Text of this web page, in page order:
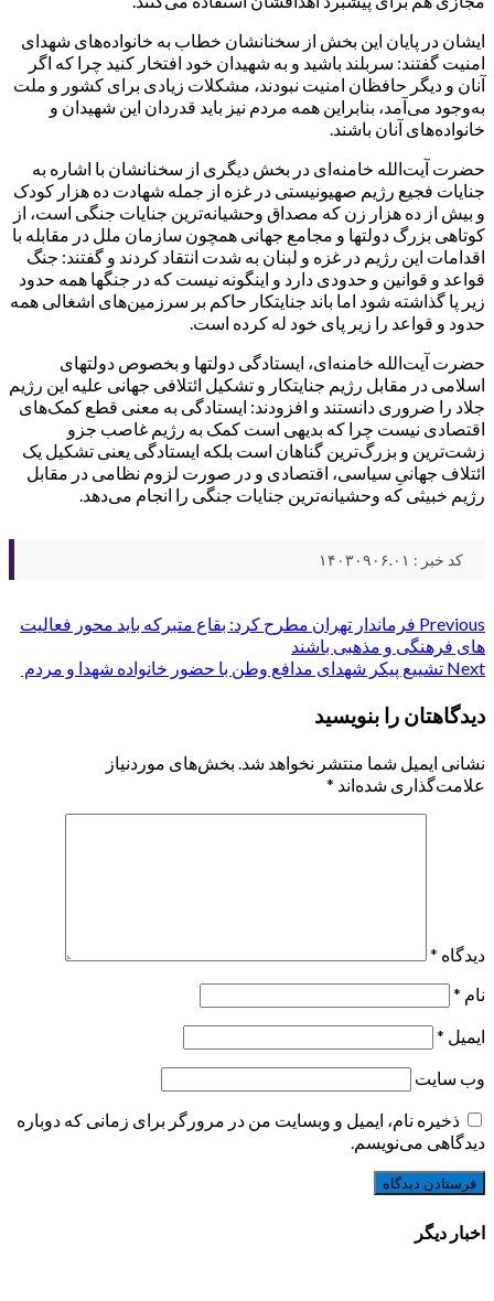
ایشان در پایان این بخش از سخنانشان خطاب به خانواده‌های شهدای
امنیت گفتند: سربلند باشید و به شهیدان خود افتخار کنید چرا که اگر
آنان و دیگر حافظان امنیت نبودند، مشکلات زیادی برای کشور و ملت
به‌وجود می‌آمد، بنابراین همه مردم نیز باید قدردان این شهیدان و
خانواده‌های آنان باشند.
حضرت آیت‌الله خامنه‌ای در بخش دیگری از سخنانشان با اشاره به
جنایات فجیع رژیم صهیونیستی در غزه از جمله شهادت ده هزار کودک
و بیش از ده هزار زن که مصداق وحشیانه‌ترین جنایات جنگی است، از
کوتاهی بزرگ دولتها و مجامع جهانی همچون سازمان ملل در مقابله با
اقدامات این رژیم در غزه و لبنان به شدت انتقاد کردند و گفتند: جنگ
قواعد و قوانین و حدودی دارد و اینگونه نیست که در جنگها همه حدود
زیر پا گذاشته شود اما باند جنایتکار حاکم بر سرزمین‌های اشغالی همه
حدود و قواعد را زیر پای خود له کرده است.
حضرت آیت‌الله خامنه‌ای، ایستادگی دولتها و بخصوص دولتهای
اسلامی در مقابل رژیم جنایتکار و تشکیل ائتلافی جهانی علیه این رژیم
جلاد را ضروری دانستند و افزودند: ایستادگی به معنی قطع کمک‌های
اقتصادی نیست چرا که بدیهی است کمک به رژیم غاصب جزو
زشت‌ترین و بزرگ‌ترین گناهان است بلکه ایستادگی یعنی تشکیل یک
ائتلاف جهانیِ سیاسی، اقتصادی و در صورت لزوم نظامی در مقابل
رژیم خبیثی که وحشیانه‌ترین جنایات جنگی را انجام می‌دهد.
کد خبر : ۱۴۰۳۰۹۰۶.۰۱
Post
navigation
Previous فرماندار تهران مطرح کرد: بقاع متبرکه باید محور فعالیت
های فرهنگی و مذهبی باشند
Next تشییع پیکر شهدای مدافع وطن با حضور خانواده شهدا و مردم
دیدگاهتان را بنویسید
نشانی ایمیل شما منتشر نخواهد شد. بخش‌های موردنیاز
علامت‌گذاری شده‌اند *
دیدگاه *
نام *
ایمیل *
وب‌ سایت
ذخیره نام، ایمیل و وبسایت من در مرورگر برای زمانی که دوباره
دیدگاهی می‌نویسم.
اخبار دیگر